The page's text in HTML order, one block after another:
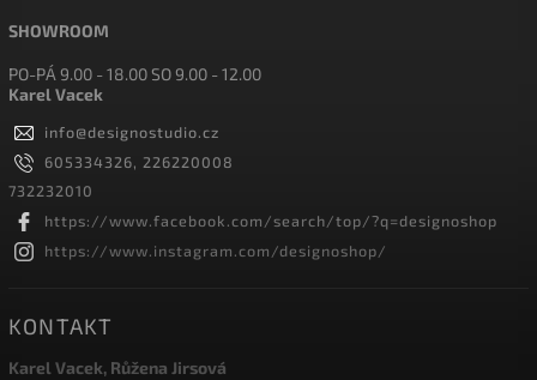
SHOWROOM
PO-PÁ 9.00 - 18.00 SO 9.00 - 12.00
Karel Vacek
info@designostudio.cz
605334326, 226220008
732232010
https://www.facebook.com/search/top/?q=designoshop
https://www.instagram.com/designoshop/
KONTAKT
Karel Vacek, Růžena Jirsová